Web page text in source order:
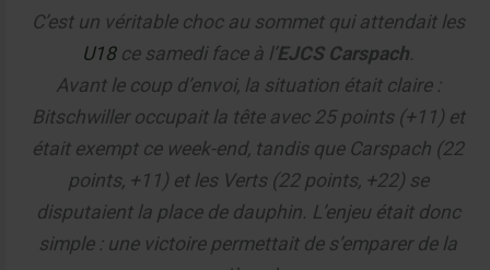
C’est un véritable choc au sommet qui attendait les
U18ce samedi face à l’EJCS Carspach.
Avant le coup d’envoi, la situation était claire :
Bitschwiller occupait la tête avec 25 points (+11) et
était exempt ce week-end, tandis que Carspach (22
points, +11) et les Verts (22 points, +22) se
disputaient la place de dauphin. L’enjeu était donc
simple : une victoire permettait de s’emparer de la